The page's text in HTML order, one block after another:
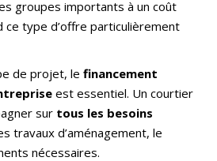
groupes importants à un coût
ce type d’offre particulièrement
de projet, le financement
est essentiel. Un courtier
sur tous les besoins
travaux d’aménagement, le
nécessaires.